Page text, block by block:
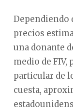
Dependiendo
precios
una donante
medio de FIV,
particular de
cuesta,